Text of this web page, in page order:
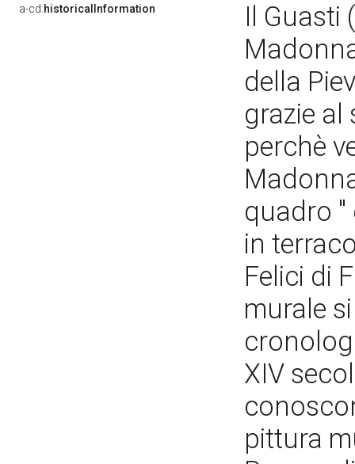
a-cd:historicalInformation
Il Guasti
della
grazie al
perchè
quadro
in
Felici di
murale
XIV
pittura